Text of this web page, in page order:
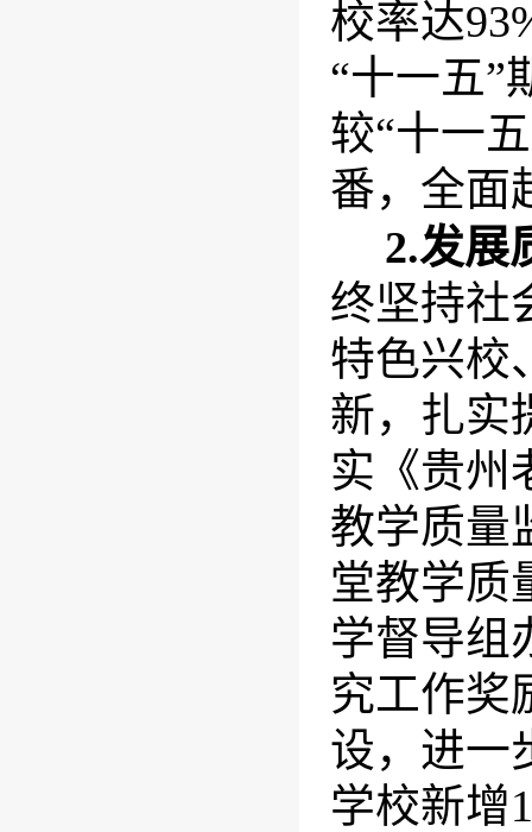
校率达
“十一五”
较“十一
番，全面
2.发展
终坚持社
特色兴校
新，扎实
实《贵州
教学质量
堂教学质
学督导组
究工作奖
设，进一
学校新增